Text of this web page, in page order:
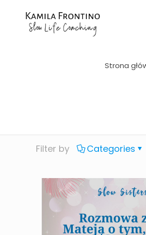
Strona
Filter by Categories